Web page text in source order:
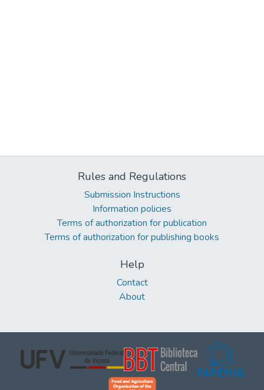
Rules and Regulations
Submission Instructions
Information policies
Terms of authorization for publication
Terms of authorization for publishing books
Help
Contact
About